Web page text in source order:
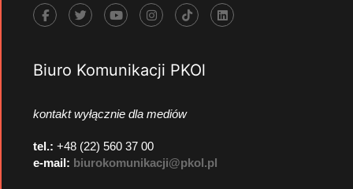
Biuro Komunikacji PKOl
kontakt wyłącznie dla mediów
tel.: +48 (22) 560 37 00
e-mail: biurokomunikacji@pkol.pl